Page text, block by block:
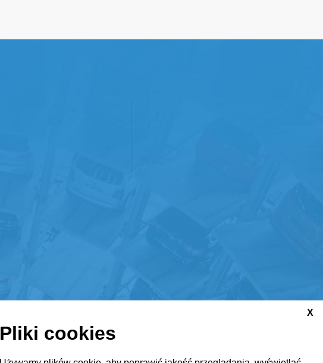
X
Pliki cookies